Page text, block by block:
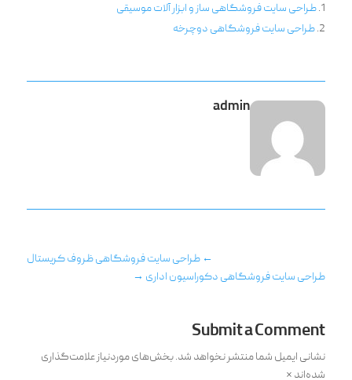
طراحی سایت فروشگاهی ساز و ابزار آلات موسیقی
طراحی سایت فروشگاهی دوچرخه
admin
←طراحی سایت فروشگاهی ظروف کریستال
طراحی سایت فروشگاهی دکوراسیون اداری →
Submit a Comment
نشانی ایمیل شما منتشر نخواهد شد.بخش‌های موردنیاز علامت‌گذاری
شده‌اند *